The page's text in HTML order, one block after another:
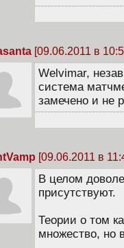
[09.06.2011 в
Welvimar,
система
замечено и не
[09.06.2011 в
В целом
присутствуют.
Теории о том
множество, но